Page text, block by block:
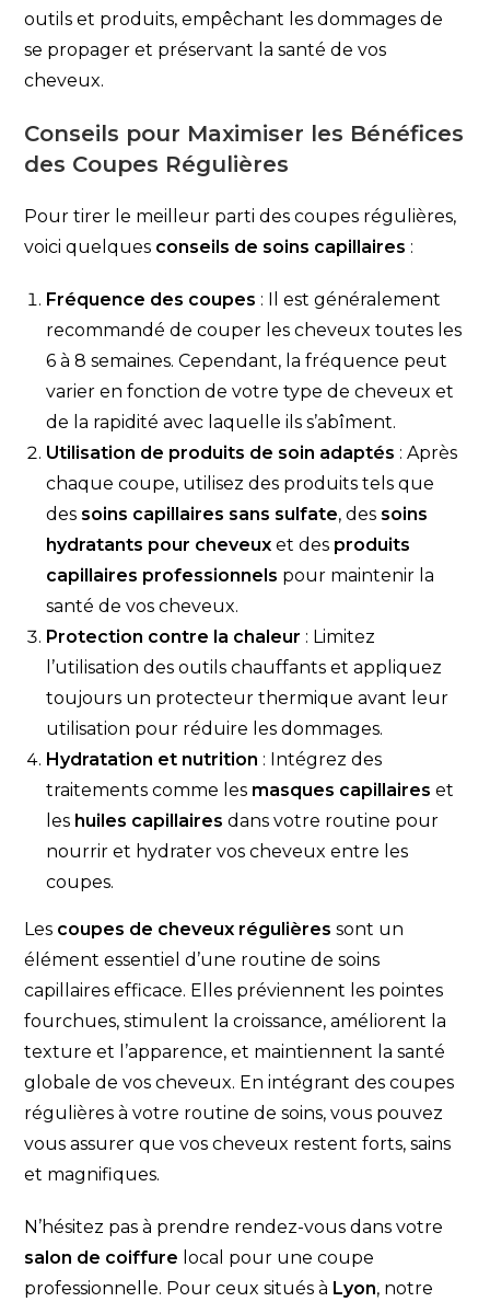
outils et produits, empêchant les dommages de
se propager et préservant la santé de vos
cheveux.
Conseils pour Maximiser les Bénéfices
des Coupes Régulières
Pour tirer le meilleur parti des coupes régulières,
voici quelques conseils de soins capillaires :
Fréquence des coupes : Il est généralement
recommandé de couper les cheveux toutes les
6 à 8 semaines. Cependant, la fréquence peut
varier en fonction de votre type de cheveux et
de la rapidité avec laquelle ils s’abîment.
Utilisation de produits de soin adaptés : Après
chaque coupe, utilisez des produits tels que
des soins capillaires sans sulfate, des soins
hydratants pour cheveux et des produits
capillaires professionnels pour maintenir la
santé de vos cheveux.
Protection contre la chaleur : Limitez
l’utilisation des outils chauffants et appliquez
toujours un protecteur thermique avant leur
utilisation pour réduire les dommages.
Hydratation et nutrition : Intégrez des
traitements comme les masques capillaires et
les huiles capillaires dans votre routine pour
nourrir et hydrater vos cheveux entre les
coupes.
Les coupes de cheveux régulières sont un
élément essentiel d’une routine de soins
capillaires efficace. Elles préviennent les pointes
fourchues, stimulent la croissance, améliorent la
texture et l’apparence, et maintiennent la santé
globale de vos cheveux. En intégrant des coupes
régulières à votre routine de soins, vous pouvez
vous assurer que vos cheveux restent forts, sains
et magnifiques.
N’hésitez pas à prendre rendez-vous dans votre
salon de coiffure local pour une coupe
professionnelle. Pour ceux situés à Lyon, notre